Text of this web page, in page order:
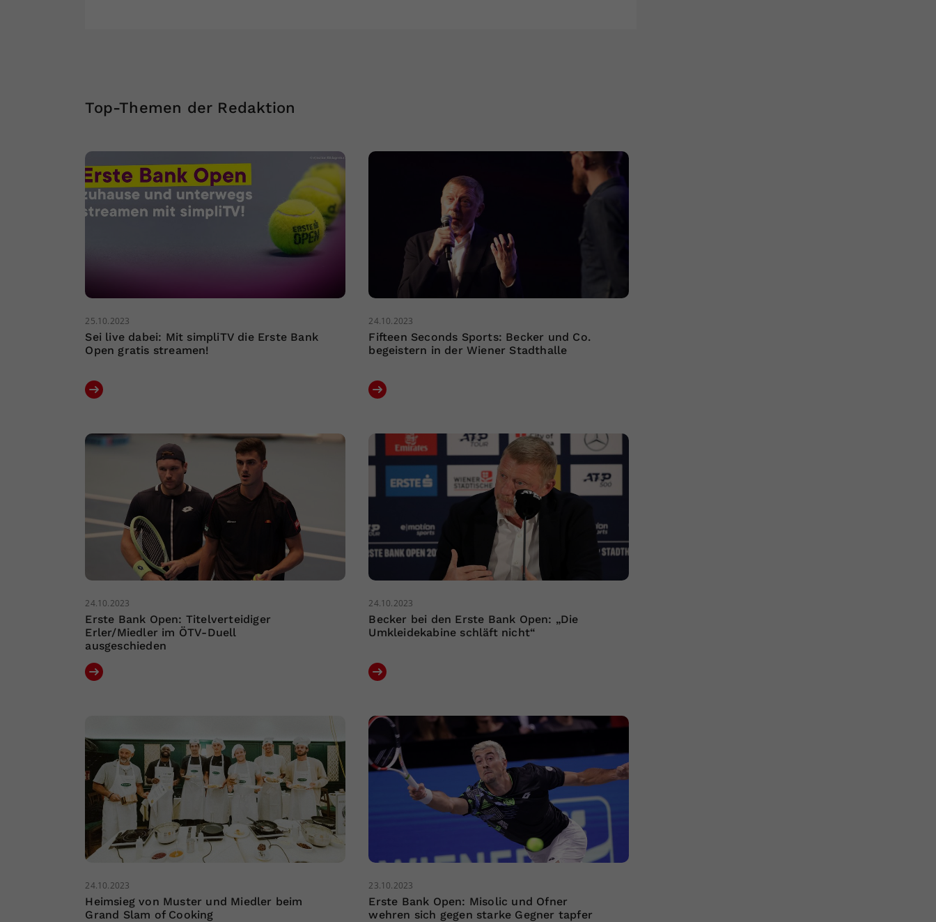
Top-Themen der Redaktion
25.10.2023
Sei live dabei: Mit simpliTV die Erste Bank
Open gratis streamen!
24.10.2023
Fifteen Seconds Sports: Becker und Co.
begeistern in der Wiener Stadthalle
24.10.2023
Erste Bank Open: Titelverteidiger
Erler/Miedler im ÖTV-Duell
ausgeschieden
24.10.2023
Becker bei den Erste Bank Open: „Die
Umkleidekabine schläft nicht“
24.10.2023
Heimsieg von Muster und Miedler beim
Grand Slam of Cooking
23.10.2023
Erste Bank Open: Misolic und Ofner
wehren sich gegen starke Gegner tapfer